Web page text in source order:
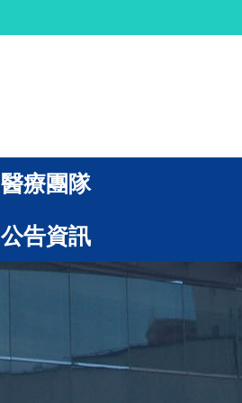
醫療團隊
公告資訊